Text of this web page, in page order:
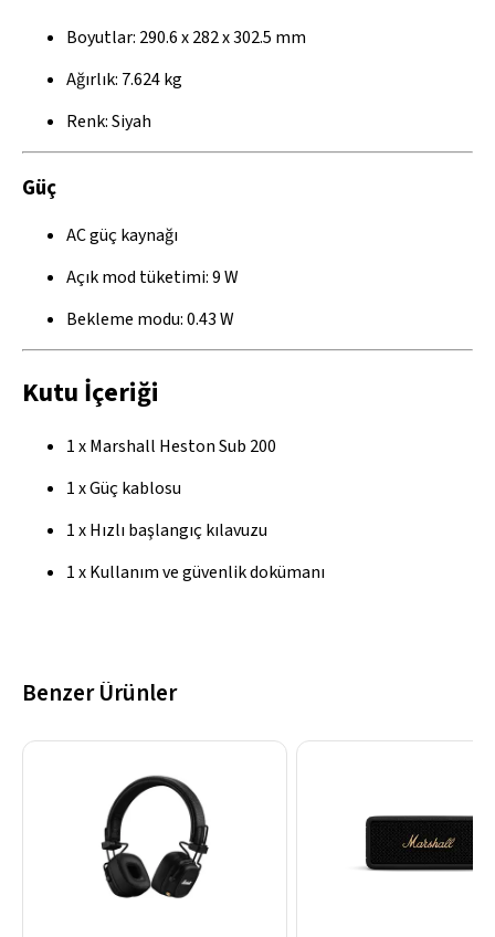
Boyutlar: 290.6 x 282 x 302.5 mm
Ağırlık: 7.624 kg
Renk: Siyah
Güç
AC güç kaynağı
Açık mod tüketimi: 9 W
Bekleme modu: 0.43 W
Kutu İçeriği
1 x Marshall Heston Sub 200
1 x Güç kablosu
1 x Hızlı başlangıç kılavuzu
1 x Kullanım ve güvenlik dokümanı
Benzer Ürünler